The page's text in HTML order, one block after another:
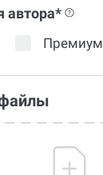
автора*
Премиум